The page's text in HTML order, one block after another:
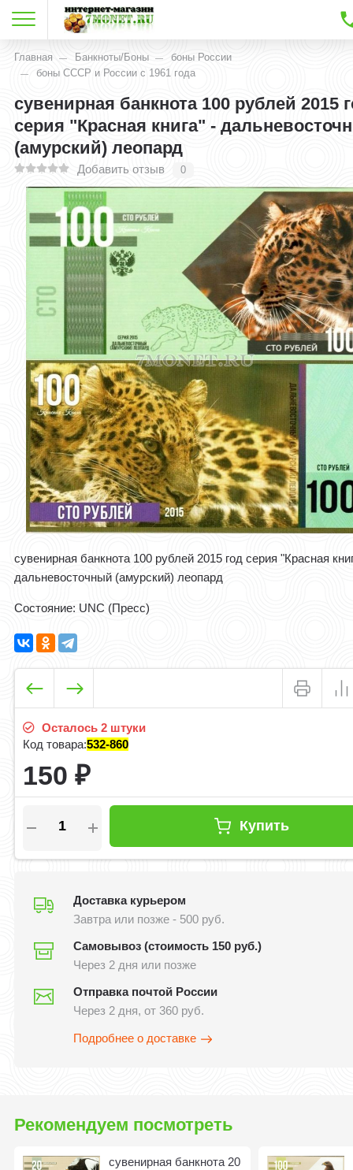
Главная Банкноты/Боны
боны России
боны СССР и России с 1961 года
сувенирная банкнота 100 рублей 2015
серия "Красная книга" -
(амурский) леопард
Добавить отзыв 0
сувенирная банкнота 100 рублей 2015 год серия "Красная
дальневосточный (амурский) леопард
Состояние: UNC (Пресс)
Осталось 2 штуки
Код товара:532-860
150₽
Купить
Доставка курьером
Завтра или позже - 500 руб.
Самовывоз (стоимость 150 руб.)
Через 2 дня или позже
Отправка почтой России
Через 2 дня, от 360 руб.
Подробнее о доставке
Рекомендуем посмотреть
сувенирная банкнота 20